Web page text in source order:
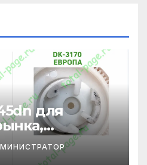
для
картриджи